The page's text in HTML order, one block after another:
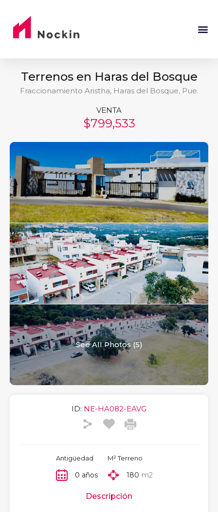
Terrenos en Haras del Bosque
Fraccionamiento Aristha, Haras del Bosque, Pue.
VENTA
$799,533
See All Photos (5)
ID: NE-HA082-EAVG
Antigüedad
0 años
M² Terreno
180 m2
Descripción